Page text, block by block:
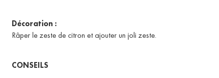
Décoration :
Râper le zeste de citron et ajouter un joli zeste.
CONSEILS